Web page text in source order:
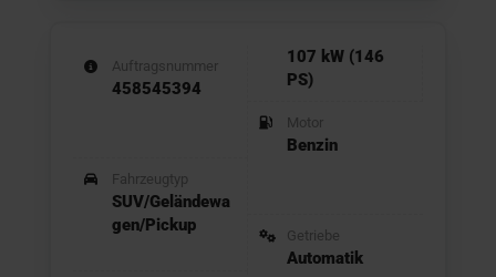
Auftragsnummer
458545394
Fahrzeugtyp
SUV/Geländewa
gen/Pickup
107 kW (146
PS)
Motor
Benzin
Getriebe
Automatik